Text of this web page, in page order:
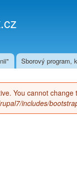
Sborový program,
You cannot
includes/